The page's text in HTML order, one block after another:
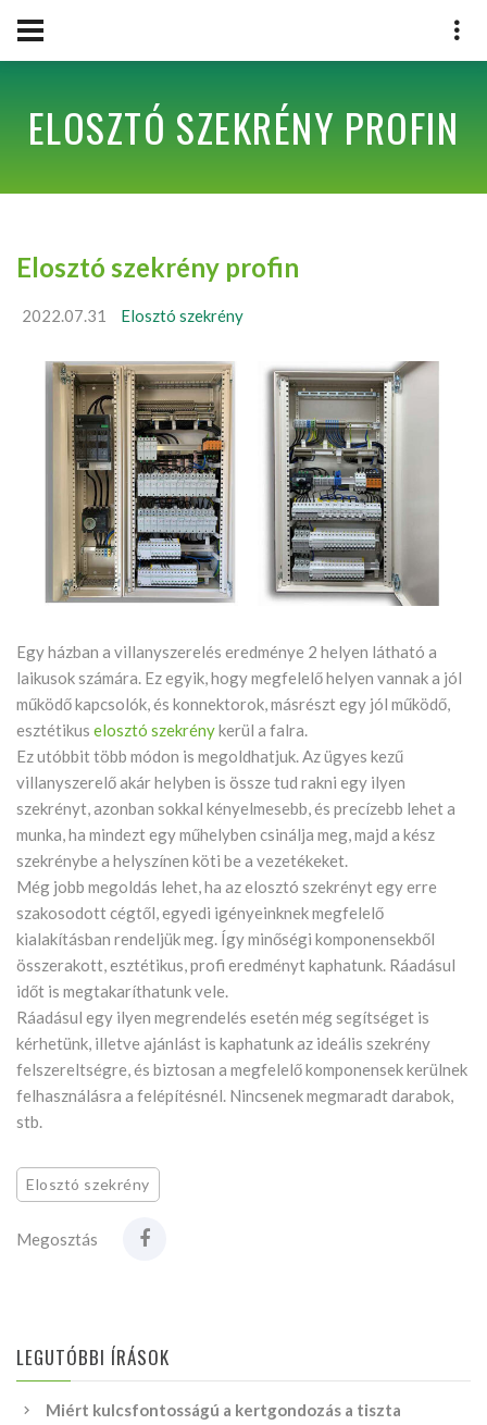
ELOSZTÓ SZEKRÉNY PROFIN
Elosztó szekrény profin
2022.07.31 Elosztó szekrény
Egy házban a villanyszerelés eredménye 2 helyen látható a
laikusok számára. Ez egyik, hogy megfelelő helyen vannak a jól
működő kapcsolók, és konnektorok, másrészt egy jól működő,
esztétikus elosztó szekrénykerül a falra.
Ez utóbbit több módon is megoldhatjuk. Az ügyes kezű
villanyszerelő akár helyben is össze tud rakni egy ilyen
szekrényt, azonban sokkal kényelmesebb, és precízebb lehet a
munka, ha mindezt egy műhelyben csinálja meg, majd a kész
szekrénybe a helyszínen köti be a vezetékeket.
Még jobb megoldás lehet, ha az elosztó szekrényt egy erre
szakosodott cégtől, egyedi igényeinknek megfelelő
kialakításban rendeljük meg. Így minőségi komponensekből
összerakott, esztétikus, profi eredményt kaphatunk. Ráadásul
időt is megtakaríthatunk vele.
Ráadásul egy ilyen megrendelés esetén még segítséget is
kérhetünk, illetve ajánlást is kaphatunk az ideális szekrény
felszereltségre, és biztosan a megfelelő komponensek kerülnek
felhasználásra a felépítésnél. Nincsenek megmaradt darabok,
stb.
Elosztó szekrény
Megosztás
LEGUTÓBBI ÍRÁSOK
Miért kulcsfontosságú a kertgondozás a tiszta